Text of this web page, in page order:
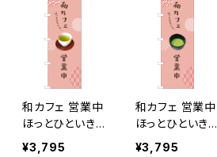
和カフェ 営業中
ほっとひといき…
緑茶 のぼり旗
¥3,795
和カフェ 営業中
ほっとひといき…
抹茶 のぼり旗
¥3,795